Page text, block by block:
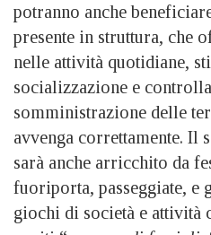
potranno anche
presente in struttura, che
nelle attività quotidiane,
socializzazione e
somministrazione delle
avvenga correttamente.
sarà anche arricchito da
fuoriporta, passeggiate, e
giochi di società e attività